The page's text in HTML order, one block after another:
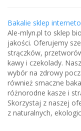
Bakalie sklep
Ale-mlyn.pl to sklep
jakości. Oferujemy
strączków,
kawy i czekolady.
wybór na zdrowy
również smaczne
różnorodne kasze i
Skorzystaj z naszej
z naturalnych,